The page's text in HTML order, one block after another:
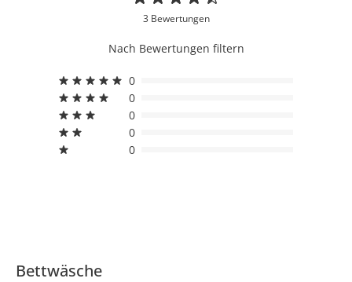
3 Bewertungen
Nach Bewertungen filtern
0
0
0
0
0
Bettwäsche